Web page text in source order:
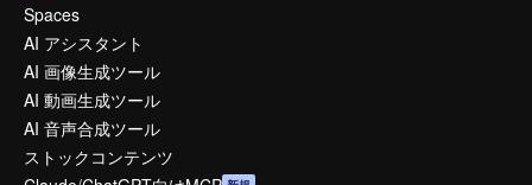
Spaces
AI アシスタント
AI 画像生成ツール
AI 動画生成ツール
AI 音声合成ツール
ストックコンテンツ